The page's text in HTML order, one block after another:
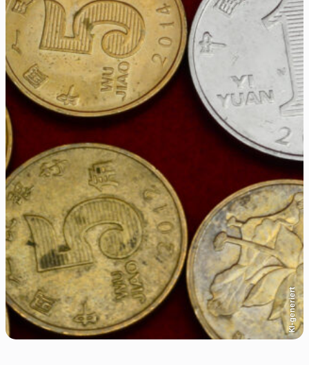
KI-generiert